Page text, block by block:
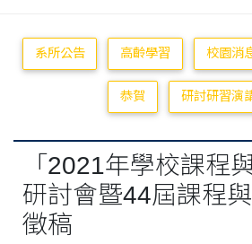
系所公告 高齡學習 校園消
恭賀 研討研習演
「2021年學校課程
研討會暨44屆課程與
徵稿